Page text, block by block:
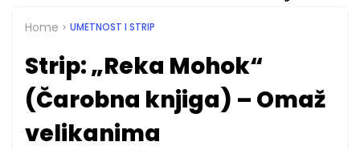
Home UMETNOST I STRIP
Strip: „Reka Mohok“
(Čarobna knjiga) – Omaž
velikanima